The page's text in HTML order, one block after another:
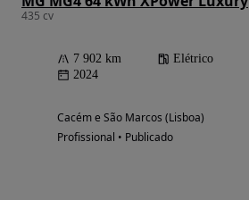
435 cv
7 902 km Elétrico
2024
Cacém e São Marcos (Lisboa)
Profissional • Publicado